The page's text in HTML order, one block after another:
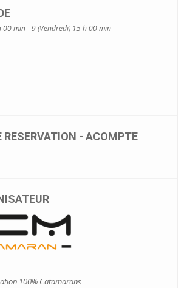
00 min - 9 (Vendredi) 15 h 00 min
RESERVATION - ACOMPTE
100% Catamarans